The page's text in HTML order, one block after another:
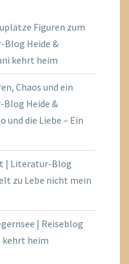
Figuren zum
Blog Heide &
kehrt heim
Chaos und ein
Heide &
und die Liebe – Ein
| Literatur-Blog
zu Lebe nicht mein
| Reiseblog
kehrt heim